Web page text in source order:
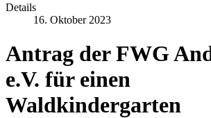
Details
16. Oktober 2023
Antrag der FWG
e.V. für einen
Waldkindergarten